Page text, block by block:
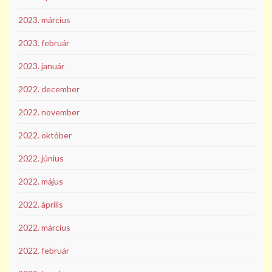
2023. március
2023. február
2023. január
2022. december
2022. november
2022. október
2022. június
2022. május
2022. április
2022. március
2022. február